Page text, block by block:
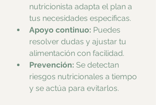
nutricionista adapta el plan a
tus necesidades específicas.
Apoyo continuo: Puedes
resolver dudas y ajustar tu
alimentación con facilidad.
Prevención: Se detectan
riesgos nutricionales a tiempo
y se actúa para evitarlos.